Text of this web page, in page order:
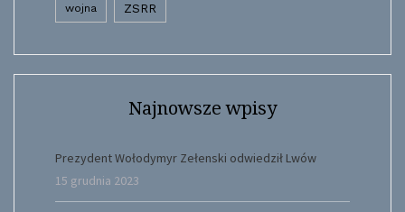
wojna ZSRR
Najnowsze wpisy
Prezydent Wołodymyr Zełenski odwiedził Lwów
15 grudnia 2023